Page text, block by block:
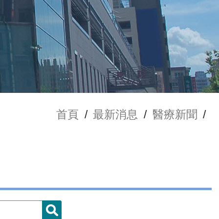
首頁 / 最新消息 / 醫療新聞 /